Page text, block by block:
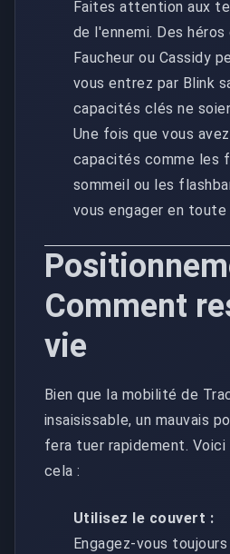
Faites attention aux
de l'ennemi. Des
Faucheur ou Cassidy
vous entrez par Blink
capacités clés ne
Une fois que vous
capacités comme les
sommeil ou les
vous engager en
Comment
vie
Bien que la mobilité de
insaisissable, un mauvais
fera tuer rapidement.
cela :
Utilisez le couvert :
Engagez-vous